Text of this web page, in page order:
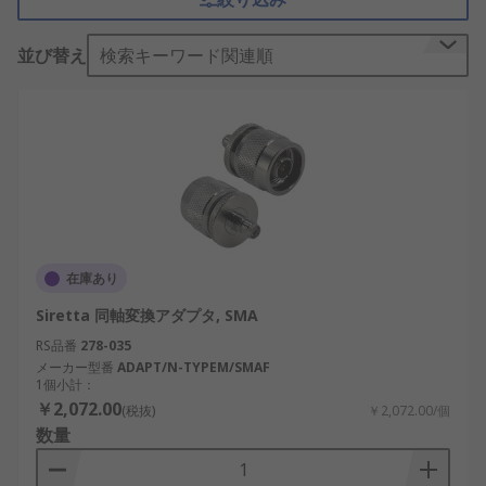
RFアダプタの種類
ネル実装、スルーホールなど、さまざまな実装タイ
プに対応しています。RSでは、SMA型、N型、BNC
、TNC型などの同軸コネクタに対応す
る変換アダプタを幅広く取り揃えています。適切な
RFアダプタを選ぶ際には、挿入損失、リターンロ
ス、最大周波数、直径などのパラメータを確認する
必要があります。
RSでは、キーサイト社の測定器グレードのRFアダプ
タをはじめ、さまざまな
す。選択する際には、用途に合わせて選んでくださ
い。
並び替え 検索キーワード関連順
在庫あり
Siretta 同軸変換アダプタ, SMA
RS品番 278-035
メーカー型番 ADAPT/N-TYPEM/SMAF
1個小計：
￥2,072.00(税抜) ￥2,072.00/個
数量